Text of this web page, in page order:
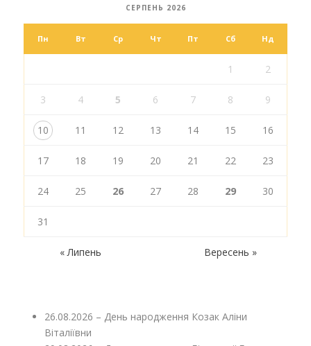
СЕРПЕНЬ 2026
Пн Вт Ср Чт Пт Сб Нд
1 2
3 4 5 6 7 8 9
10 11 12 13 14 15 16
17 18 19 20 21 22 23
24 25 26 27 28 29 30
31
« Липень Вересень »
26.08.2026 – День народження Козак Аліни
Віталіївни